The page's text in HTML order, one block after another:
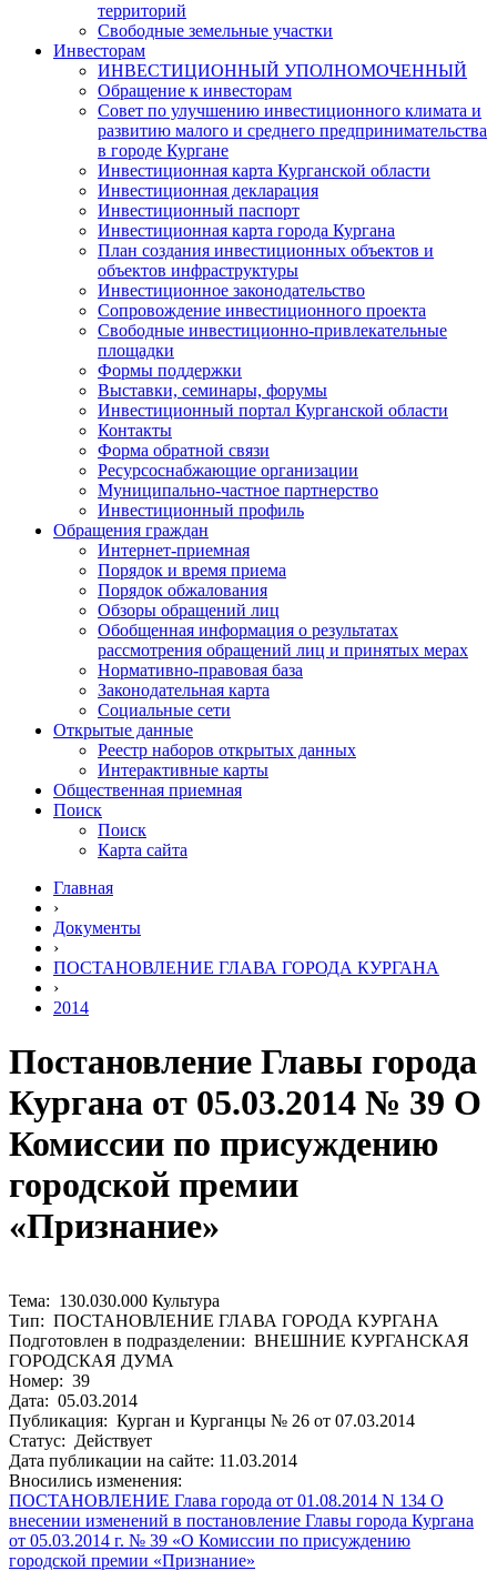
территорий
Свободные земельные участки
Инвесторам
ИНВЕСТИЦИОННЫЙ УПОЛНОМОЧЕННЫЙ
Обращение к инвесторам
Совет по улучшению инвестиционного климата и
развитию малого и среднего предпринимательства
в городе Кургане
Инвестиционная карта Курганской области
Инвестиционная декларация
Инвестиционный паспорт
Инвестиционная карта города Кургана
План создания инвестиционных объектов и
объектов инфраструктуры
Инвестиционное законодательство
Сопровождение инвестиционного проекта
Свободные инвестиционно-привлекательные
площадки
Формы поддержки
Выставки, семинары, форумы
Инвестиционный портал Курганской области
Контакты
Форма обратной связи
Ресурсоснабжающие организации
Муниципально-частное партнерство
Инвестиционный профиль
Обращения граждан
Интернет-приемная
Порядок и время приема
Порядок обжалования
Обзоры обращений лиц
Обобщенная информация о результатах
рассмотрения обращений лиц и принятых мерах
Нормативно-правовая база
Законодательная карта
Социальные сети
Открытые данные
Реестр наборов открытых данных
Интерактивные карты
Общественная приемная
Поиск
Поиск
Карта сайта
Главная
›
Документы
›
ПОСТАНОВЛЕНИЕ ГЛАВА ГОРОДА КУРГАНА
›
2014
Постановление Главы города
Кургана от 05.03.2014 № 39 О
Комиссии по присуждению
городской премии
«Признание»
Тема: 130.030.000 Культура
Тип: ПОСТАНОВЛЕНИЕ ГЛАВА ГОРОДА КУРГАНА
Подготовлен в подразделении: ВНЕШНИЕ КУРГАНСКАЯ
ГОРОДСКАЯ ДУМА
Номер: 39
Дата: 05.03.2014
Публикация: Курган и Курганцы № 26 от 07.03.2014
Статус: Действует
Дата публикации на сайте: 11.03.2014
Вносились изменения:
ПОСТАНОВЛЕНИЕ Глава города от 01.08.2014 N 134 О
внесении изменений в постановление Главы города Кургана
от 05.03.2014 г. № 39 «О Комиссии по присуждению
городской премии «Признание»